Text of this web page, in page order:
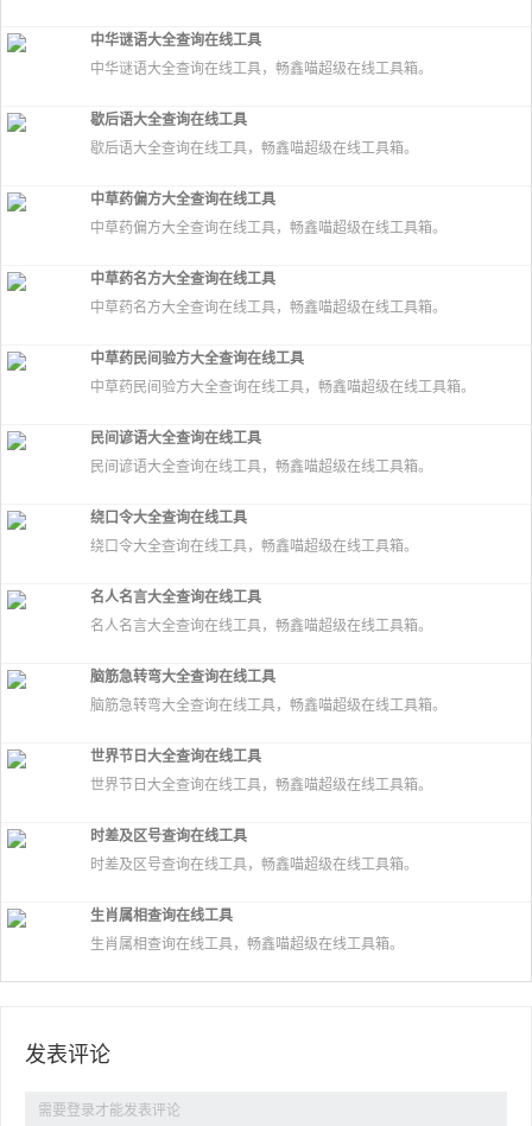
中华谜语大全查询在线工具
中华谜语大全查询在线工具，畅鑫喵超级在线工具箱。
歇后语大全查询在线工具
歇后语大全查询在线工具，畅鑫喵超级在线工具箱。
中草药偏方大全查询在线工具
中草药偏方大全查询在线工具，畅鑫喵超级在线工具箱。
中草药名方大全查询在线工具
中草药名方大全查询在线工具，畅鑫喵超级在线工具箱。
中草药民间验方大全查询在线工具
中草药民间验方大全查询在线工具，畅鑫喵超级在线工具箱。
民间谚语大全查询在线工具
民间谚语大全查询在线工具，畅鑫喵超级在线工具箱。
绕口令大全查询在线工具
绕口令大全查询在线工具，畅鑫喵超级在线工具箱。
名人名言大全查询在线工具
名人名言大全查询在线工具，畅鑫喵超级在线工具箱。
脑筋急转弯大全查询在线工具
脑筋急转弯大全查询在线工具，畅鑫喵超级在线工具箱。
世界节日大全查询在线工具
世界节日大全查询在线工具，畅鑫喵超级在线工具箱。
时差及区号查询在线工具
时差及区号查询在线工具，畅鑫喵超级在线工具箱。
生肖属相查询在线工具
生肖属相查询在线工具，畅鑫喵超级在线工具箱。
发表评论